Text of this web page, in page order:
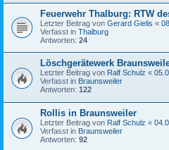
Feuerwehr Thalburg: RTW
Letzter Beitrag von Gerard Gielis «
Verfasst in Thalburg
Antworten: 24
Löschgerätewerk
Letzter Beitrag von Ralf Schulz «
Verfasst in Braunsweiler
Antworten: 122
Rollis in Braunsweiler
Letzter Beitrag von Ralf Schulz «
Verfasst in Braunsweiler
Antworten: 92